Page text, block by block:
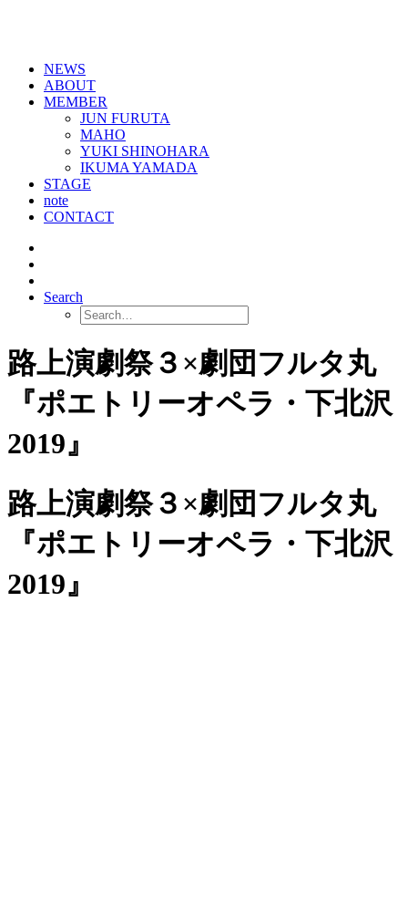
NEWS
ABOUT
MEMBER
JUN FURUTA
MAHO
YUKI SHINOHARA
IKUMA YAMADA
STAGE
note
CONTACT
Search
路上演劇祭３×劇団フルタ丸
『ポエトリーオペラ・下北沢
2019』
路上演劇祭３×劇団フルタ丸
『ポエトリーオペラ・下北沢
2019』